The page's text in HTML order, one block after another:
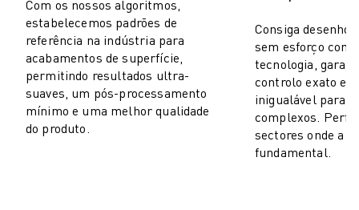
AUTOMÓVEL
VEÍCULOS ELÉCTRICOS
ELETRÓNICA
ALIMENTAÇÃO & BEBIDAS
MÉDICO
PLÁSTICOS
ARMAZENAGEM, LOGÍSTICA, CORREIOS & ENCOMENDAS
Com os nossos algoritmos,
estabelecemos padrões de
referência na indústria para
acabamentos de superfície,
permitindo resultados ultra-
suaves, um pós-processamento
mínimo e uma melhor qualidade
do produto.
Consiga
sem esforço com
tecnologia,
controlo exato e
inigualável para
complexos.
sectores onde a
fundamental.